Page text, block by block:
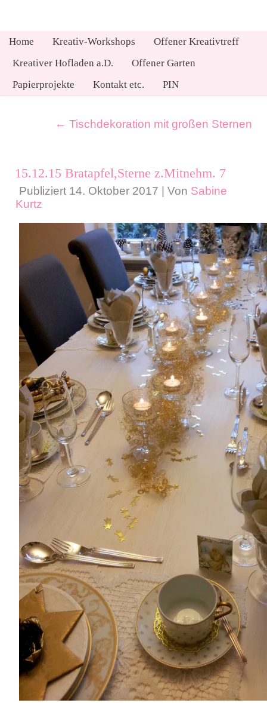
Home Kreativ-Workshops
Offener Kreativtreff
Kreativer Hofladen a.D.
Offener Garten
Papierprojekte
Kontakt etc. PIN
← Tischdekoration mit großen Sternen
15.12.15 Bratapfel,Sterne z.Mitnehm. 7
Publiziert 14. Oktober 2017 Von Sabine
Kurtz